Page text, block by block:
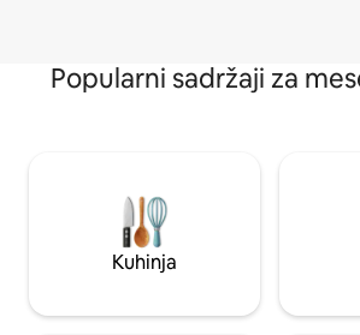
Popularni sadržaji za
Kuhinja